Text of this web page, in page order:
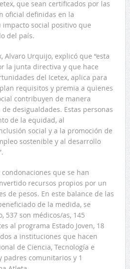
que sean certificados por las
oficial definidas en la
social positivo que
del país.
Alvaro Urquijo, explicó que “esta
la junta directiva y que hace
del Icetex, aplica para
requisitos y premia a quienes
contribuyen de manera
desigualdades. Estas personas
de la equidad, al
social y a la promoción de
sostenible y al desarrollo
condonaciones que se han
recursos propios por un
de pesos. En este balance de las
de la medida, se
537 son médicos/as, 145
al programa Estado Joven, 18
a instituciones que hacen
de Ciencia, Tecnología e
padres comunitarios y 1